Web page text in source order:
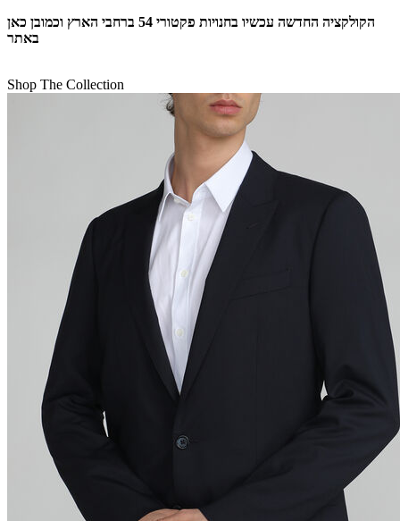
הקולקציה החדשה עכשיו בחנויות פקטורי 54 ברחבי הארץ וכמובן כאן
באתר
Shop The Collection